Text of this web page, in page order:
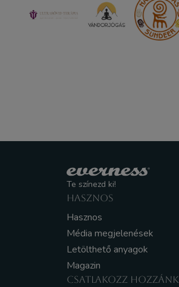
Te színezd ki!
HASZNOS
Hasznos
Média megjelenések
Letölthető anyagok
Magazin
CSATLAKOZZ HOZZÁNK